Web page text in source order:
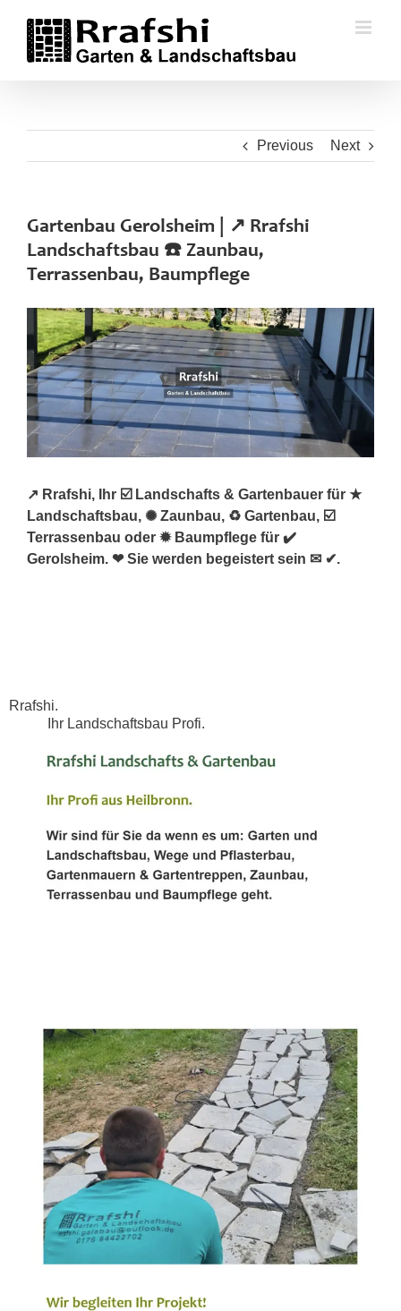
content
Previous Next
Gartenbau Gerolsheim | ↗️ Rrafshi
Landschaftsbau ☎️ Zaunbau,
Terrassenbau, Baumpflege
↗️ Rrafshi, Ihr ☑️ Landschafts & Gartenbauer für ★
Landschaftsbau, ✺ Zaunbau, ♻ Gartenbau, ☑️
Terrassenbau oder ✹ Baumpflege für ✔️
Gerolsheim. ❤ Sie werden begeistert sein ✉ ✔.
Rrafshi.
Ihr Landschaftsbau Profi.